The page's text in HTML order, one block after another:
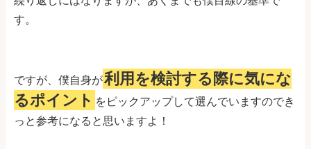
す。
ですが、僕自身が利用を検討する際に気にな
るポイント をピックアップして選んでいますのでき
っと参考になると思いますよ！